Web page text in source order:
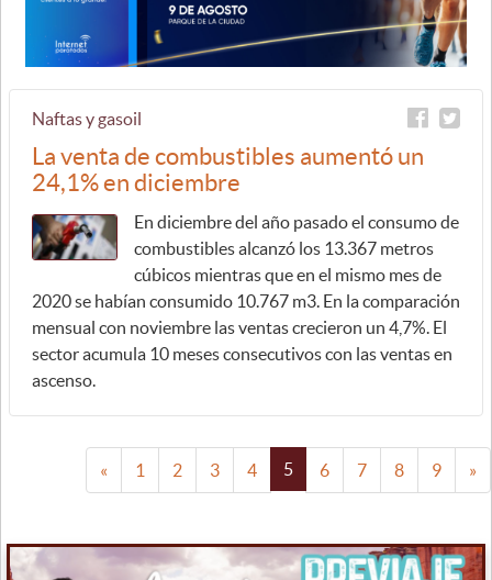
Naftas y gasoil
La venta de combustibles aumentó un
24,1% en diciembre
En diciembre del año pasado el consumo de
combustibles alcanzó los 13.367 metros
cúbicos mientras que en el mismo mes de
2020 se habían consumido 10.767 m3. En la comparación
mensual con noviembre las ventas crecieron un 4,7%. El
sector acumula 10 meses consecutivos con las ventas en
ascenso.
« 1 2 3 4 5 6 7 8 9 »